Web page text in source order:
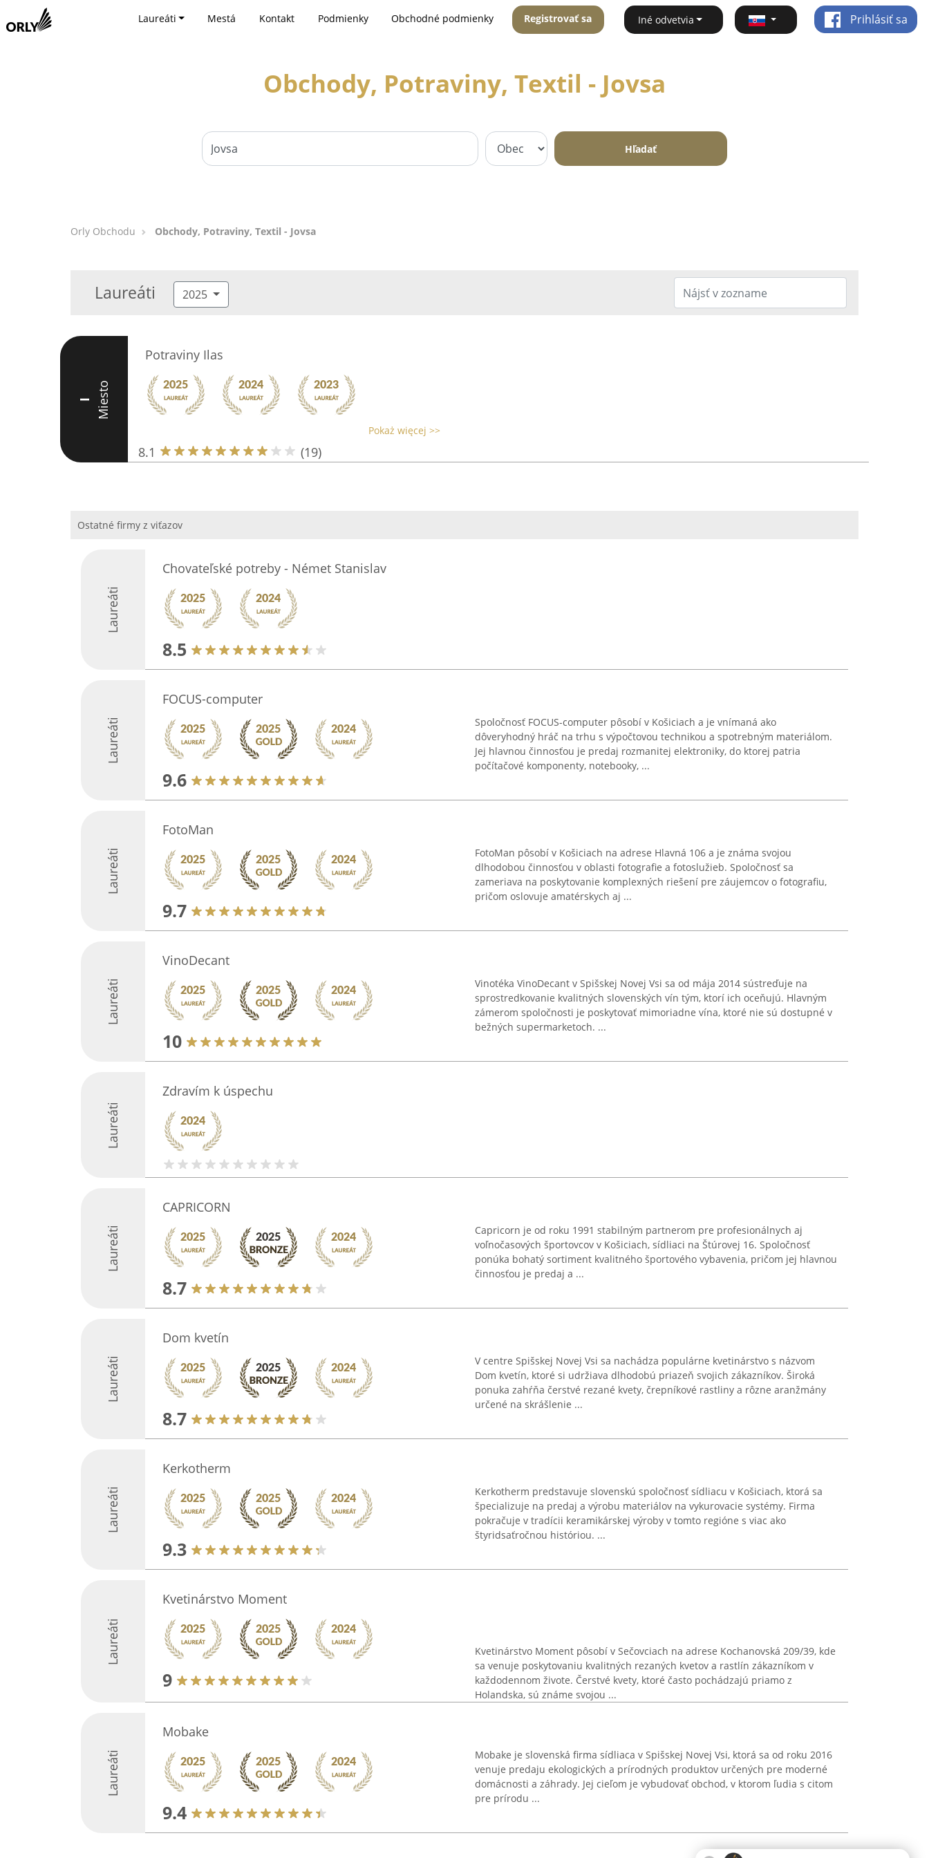
Laureáti Mestá Kontakt Podmienky Obchodné podmienky Registrovať sa Iné odvetvia Prihlásiť sa
Obchody, Potraviny, Textil - Jovsa
Hľadať
Orly Obchodu Obchody, Potraviny, Textil - Jovsa
Laureáti 2025
I Miesto
Potraviny Ilas
Pokaż więcej >>
8.1 (19)
Ostatné firmy z viťazov
Laureáti
Chovateľské potreby - Német Stanislav
8.5
Laureáti
FOCUS-computer
9.6
Spoločnosť FOCUS-computer pôsobí v Košiciach a je vnímaná ako
dôveryhodný hráč na trhu s výpočtovou technikou a spotrebným materiálom.
Jej hlavnou činnosťou je predaj rozmanitej elektroniky, do ktorej patria
počítačové komponenty, notebooky, ...
Laureáti
FotoMan
9.7
FotoMan pôsobí v Košiciach na adrese Hlavná 106 a je známa svojou
dlhodobou činnosťou v oblasti fotografie a fotoslužieb. Spoločnosť sa
zameriava na poskytovanie komplexných riešení pre záujemcov o fotografiu,
pričom oslovuje amatérskych aj ...
Laureáti
VinoDecant
10
Vinotéka VinoDecant v Spišskej Novej Vsi sa od mája 2014 sústreďuje na
sprostredkovanie kvalitných slovenských vín tým, ktorí ich oceňujú. Hlavným
zámerom spoločnosti je poskytovať mimoriadne vína, ktoré nie sú dostupné v
bežných supermarketoch. ...
Laureáti
Zdravím k úspechu
Laureáti
CAPRICORN
8.7
Capricorn je od roku 1991 stabilným partnerom pre profesionálnych aj
voľnočasových športovcov v Košiciach, sídliaci na Štúrovej 16. Spoločnosť
ponúka bohatý sortiment kvalitného športového vybavenia, pričom jej hlavnou
činnosťou je predaj a ...
Laureáti
Dom kvetín
8.7
V centre Spišskej Novej Vsi sa nachádza populárne kvetinárstvo s názvom
Dom kvetín, ktoré si udržiava dlhodobú priazeň svojich zákazníkov. Široká
ponuka zahŕňa čerstvé rezané kvety, črepníkové rastliny a rôzne aranžmány
určené na skrášlenie ...
Laureáti
Kerkotherm
9.3
Kerkotherm predstavuje slovenskú spoločnosť sídliacu v Košiciach, ktorá sa
špecializuje na predaj a výrobu materiálov na vykurovacie systémy. Firma
pokračuje v tradícii keramikárskej výroby v tomto regióne s viac ako
štyridsaťročnou históriou. ...
Laureáti
Kvetinárstvo Moment
9
Kvetinárstvo Moment pôsobí v Sečovciach na adrese Kochanovská 209/39, kde
sa venuje poskytovaniu kvalitných rezaných kvetov a rastlín zákazníkom v
každodennom živote. Čerstvé kvety, ktoré často pochádzajú priamo z
Holandska, sú známe svojou ...
Laureáti
Mobake
9.4
Mobake je slovenská firma sídliaca v Spišskej Novej Vsi, ktorá sa od roku 2016
venuje predaju ekologických a prírodných produktov určených pre moderné
domácnosti a záhrady. Jej cieľom je vybudovať obchod, v ktorom ľudia s citom
pre prírodu ...